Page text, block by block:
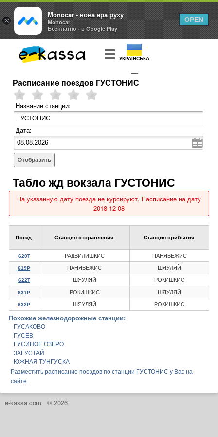
УКРАЇНСЬКА
КУПИТЬ
Расписание поездов ГУСТОНИС
Название станции:
Дата:
Отобразить
Табло жд вокзала ГУСТОНИС
На указанную дату поезда не курсируют. Расписание на дату
2018-12-08
Поезд Станция отправления Станция прибытия
620Т РАДВИЛИШКИС ПАНЯВЕЖИС
619Р ПАНЯВЕЖИС ШЯУЛЯЙ
622Т ШЯУЛЯЙ РОКИШКИС
631Р РОКИШКИС ШЯУЛЯЙ
632Р ШЯУЛЯЙ РОКИШКИС
Похожие железнодорожные станции:
ГУСАКОВО
ГУСЕВ
ГУСИНОЕ ОЗЕРО
ЗАГУСТАЙ
ЮЖНАЯ ТУНГУСКА
Разместить расписание поездов по станции ГУСТОНИС у Вас на
сайте.
e-kassa.com © 2026
×
Monocar - нова ера руху
Monocar
Бесплатно - в Google Play
OPEN